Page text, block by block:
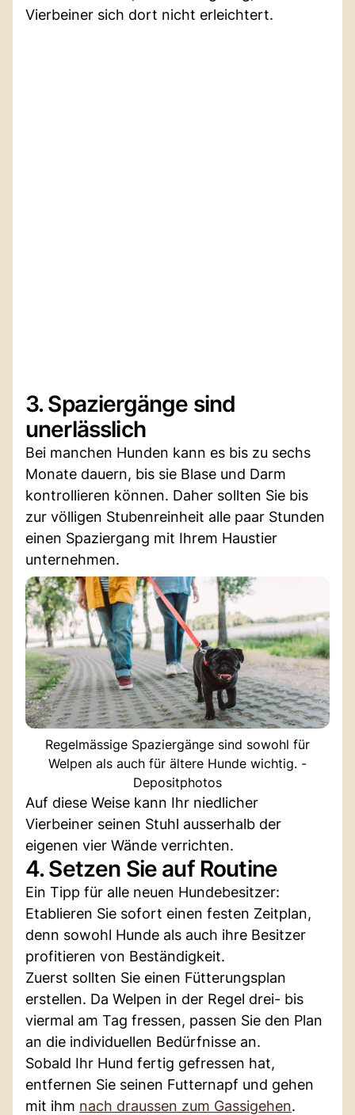
Vierbeiner sich dort nicht erleichtert.
3. Spaziergänge sind
unerlässlich
Bei manchen Hunden kann es bis zu sechs
Monate dauern, bis sie Blase und Darm
kontrollieren können. Daher sollten Sie bis
zur völligen Stubenreinheit alle paar Stunden
einen Spaziergang mit Ihrem Haustier
unternehmen.
Regelmässige Spaziergänge sind sowohl für
Welpen als auch für ältere Hunde wichtig. -
Depositphotos
Auf diese Weise kann Ihr niedlicher
Vierbeiner seinen Stuhl ausserhalb der
eigenen vier Wände verrichten.
4. Setzen Sie auf Routine
Ein Tipp für alle neuen Hundebesitzer:
Etablieren Sie sofort einen festen Zeitplan,
denn sowohl Hunde als auch ihre Besitzer
profitieren von Beständigkeit.
Zuerst sollten Sie einen Fütterungsplan
erstellen. Da Welpen in der Regel drei- bis
viermal am Tag fressen, passen Sie den Plan
an die individuellen Bedürfnisse an.
Sobald Ihr Hund fertig gefressen hat,
entfernen Sie seinen Futternapf und gehen
mit ihm nach draussen zum Gassigehen.